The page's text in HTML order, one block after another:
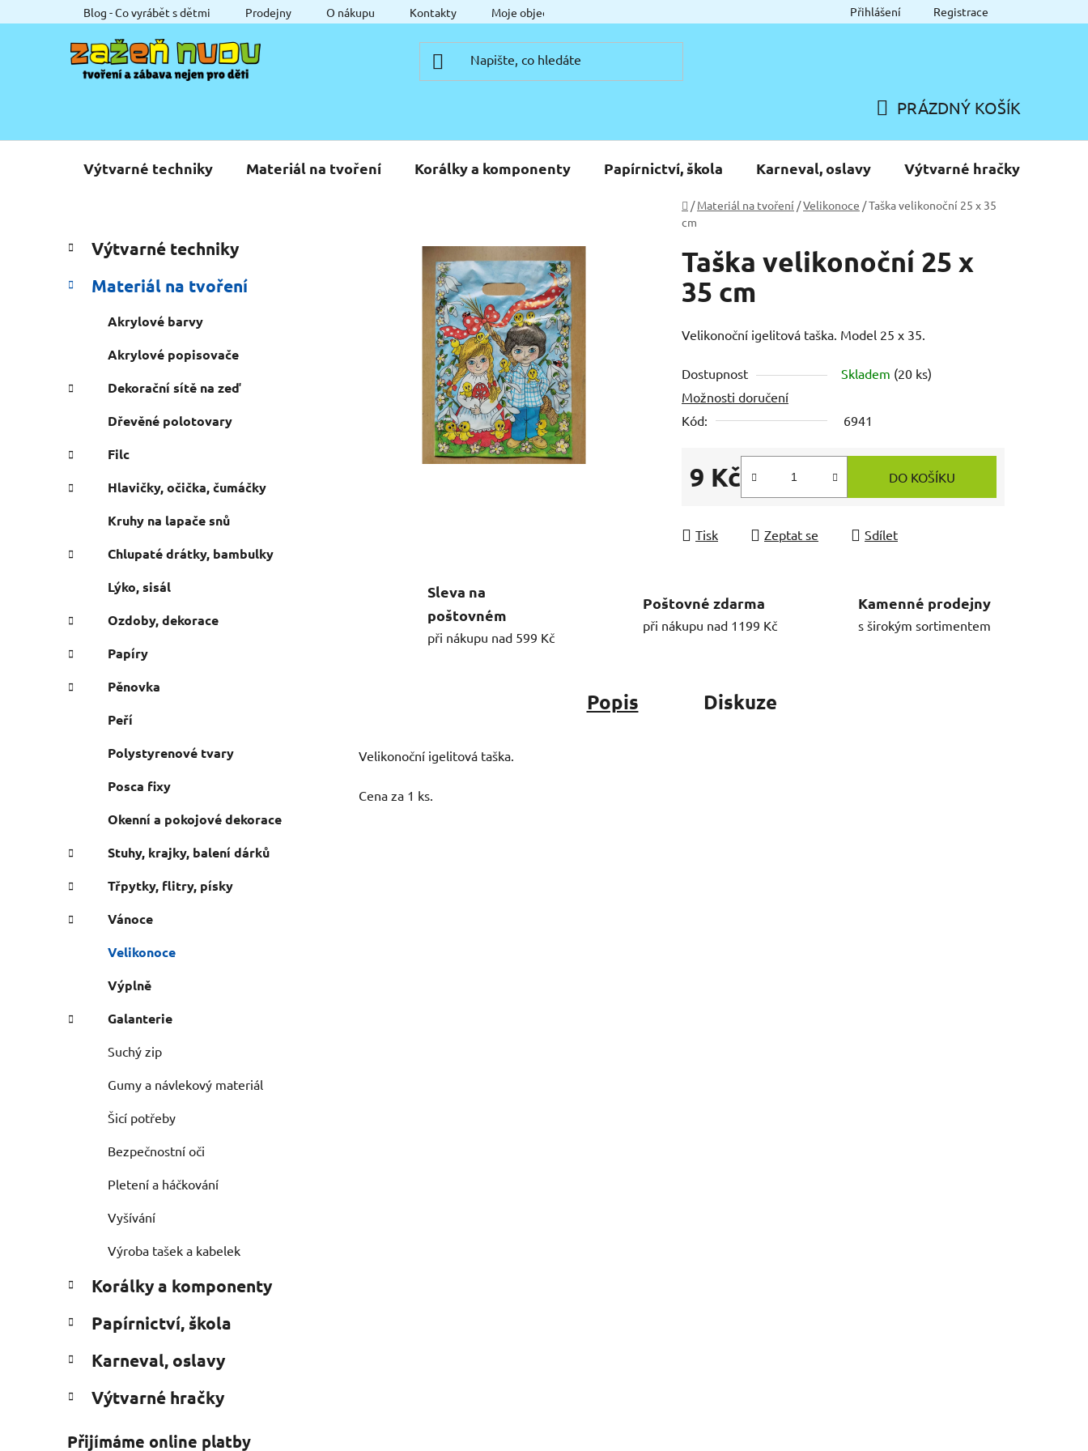
na
Blog - Co vyrábět s dětmi Prodejny O nákupu Kontakty Moje objednávka Přihlášení Registrace
KOŠÍK
PRÁZDNÝ KOŠÍK
Výtvarné techniky Materiál na tvoření Korálky a komponenty Papírnictví, škola Karneval, oslavy Výtvarné hračky
Domů
/ Materiál na tvoření /Velikonoce /Taška velikonoční 25 x 35
cm
P
o
s
n
a
e
Přeskočit
kategorie
a
e
e
Výtvarné techniky
Materiál na tvoření
Akrylové barvy
Akrylové popisovače
Dekorační sítě na zeď
Dřevěné polotovary
Filc
Hlavičky, očička, čumáčky
Kruhy na lapače snů
Chlupaté drátky, bambulky
Lýko, sisál
Ozdoby, dekorace
Papíry
Pěnovka
Peří
Polystyrenové tvary
Posca fixy
Okenní a pokojové dekorace
Stuhy, krajky, balení dárků
Třpytky, flitry, písky
Vánoce
Velikonoce
Výplně
Galanterie
Suchý zip
Gumy a návlekový materiál
Šicí potřeby
Bezpečnostní oči
Pletení a háčkování
Vyšívání
Výroba tašek a kabelek
Korálky a komponenty
Papírnictví, škola
Karneval, oslavy
Výtvarné hračky
Přijímáme online platby
Taška velikonoční 25 x
35 cm
Velikonoční igelitová taška. Model 25 x 35.
Dostupnost Skladem (20 ks)
Možnosti doručení
Kód:
6941
9 Kč
Měrná cena:
DO KOŠÍKU
Tisk Zeptat se Sdílet
Sleva na
poštovném
při nákupu nad 599 Kč
Poštovné zdarma
při nákupu nad 1199 Kč
Kamenné prodejny
s širokým sortimentem
Popis Diskuze
Velikonoční igelitová taška.
Cena za 1 ks.